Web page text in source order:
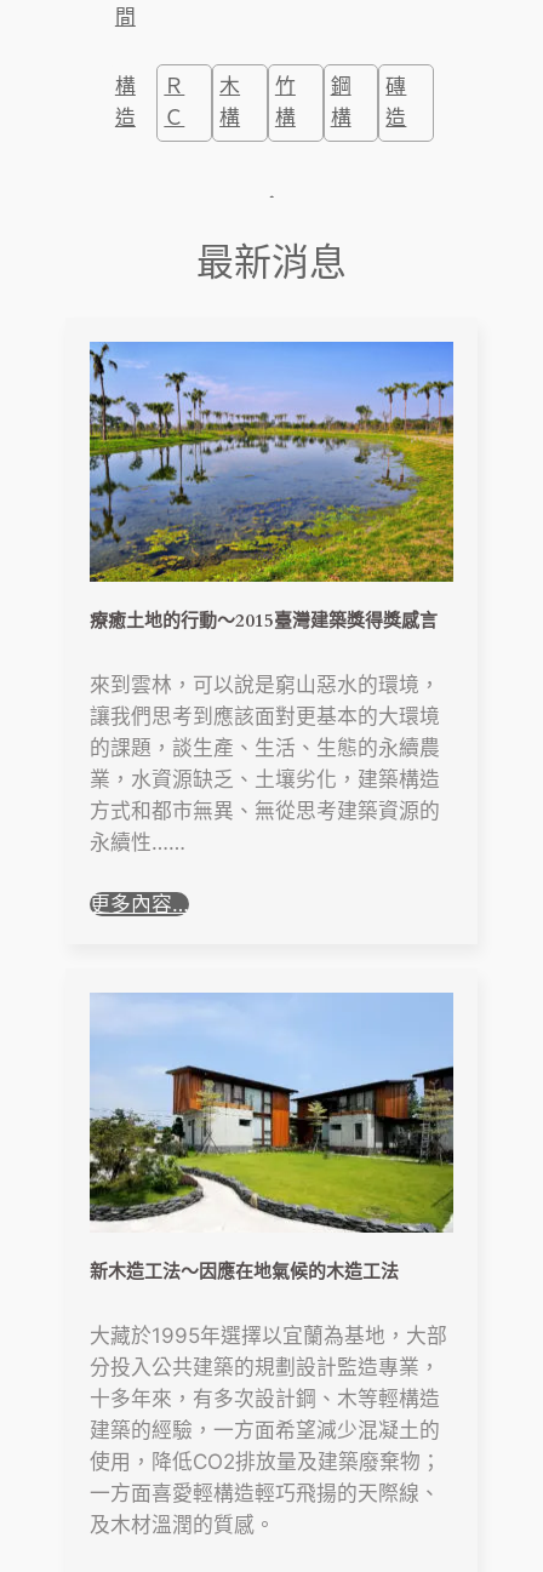
間
構
造
Ｒ
Ｃ
木
構
竹
構
鋼
構
磚
造
最新消息
療癒土地的行動〜2015臺灣建築獎得獎感言
來到雲林，可以說是窮山惡水的環境，
讓我們思考到應該面對更基本的大環境
的課題，談生產、生活、生態的永續農
業，水資源缺乏、土壤劣化，建築構造
方式和都市無異、無從思考建築資源的
永續性……
更多內容…
新木造工法〜因應在地氣候的木造工法
大藏於1995年選擇以宜蘭為基地，大部
分投入公共建築的規劃設計監造專業，
十多年來，有多次設計鋼、木等輕構造
建築的經驗，一方面希望減少混凝土的
使用，降低CO2排放量及建築廢棄物；
一方面喜愛輕構造輕巧飛揚的天際線、
及木材溫潤的質感。